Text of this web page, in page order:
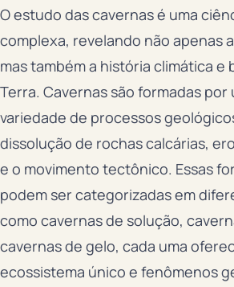
O estudo das cavernas é uma
complexa, revelando não apenas
mas também a história climática e
Terra. Cavernas são formadas por
variedade de processos
dissolução de rochas calcárias,
e o movimento tectônico. Essas
podem ser categorizadas em
como cavernas de solução,
cavernas de gelo, cada uma
ecossistema único e fenômenos